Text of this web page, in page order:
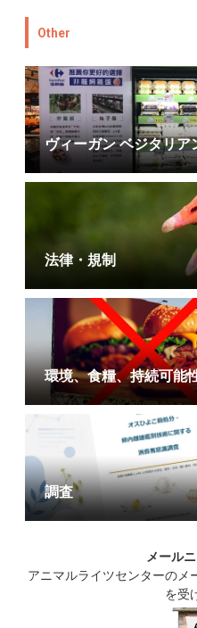
Other
ヴィーガン ベジタリア
法律・規制
環境、食糧、持続可能
調査
メール
アニマルライツセンターのメ
を受